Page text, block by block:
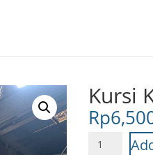
Kursi
Rp
Kursi